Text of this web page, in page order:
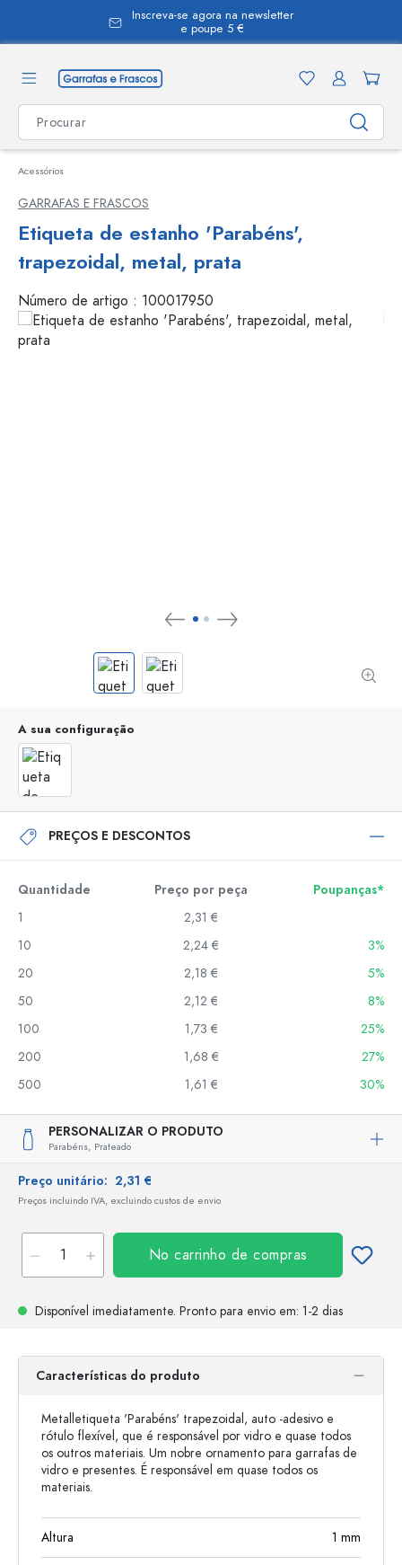
Inscreva-se agora na newsletter
e poupe 5 €
Acessórios
GARRAFAS E FRASCOS
Etiqueta de estanho 'Parabéns',
trapezoidal, metal, prata
Número de artigo : 100017950
A sua configuração
PREÇOS E DESCONTOS
Quantidade Preço por peça
Poupanças*
1
2,31 €
10
2,24 €
3%
20
2,18 €
5%
50
2,12 €
8%
100
1,73 €
25%
200
1,68 €
27%
500
1,61 € 30%
PERSONALIZAR O PRODUTO
Parabéns, Prateado
Preço unitário: 2,31 €
Preços incluindo IVA, excluindo custos de envio
No carrinho de compras
Disponível imediatamente. Pronto para envio em: 1-2 dias
Características do produto
Metalletiqueta 'Parabéns' trapezoidal, auto -adesivo e
rótulo flexível, que é responsável por vidro e quase todos
os outros materiais. Um nobre ornamento para garrafas de
vidro e presentes. É responsável em quase todos os
materiais.
Altura 1 mm